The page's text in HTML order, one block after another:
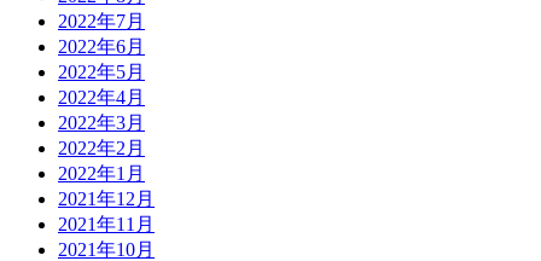
2022年7月
2022年6月
2022年5月
2022年4月
2022年3月
2022年2月
2022年1月
2021年12月
2021年11月
2021年10月